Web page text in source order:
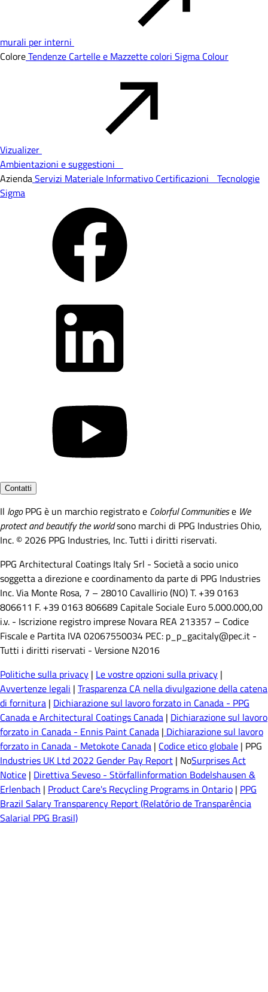
murali per interni
ColoreTendenze Cartelle e Mazzette colori Sigma Colour
Vizualizer
Ambientazioni e suggestioni
AziendaServizi Materiale Informativo Certificazioni Tecnologie
Sigma
Contatti
Il logoPPG è un marchio registrato e Colorful Communitiese We
protect and beautify the worldsono marchi di PPG Industries Ohio,
Inc. © 2026 PPG Industries, Inc. Tutti i diritti riservati.
PPG Architectural Coatings Italy Srl - Società a socio unico
soggetta a direzione e coordinamento da parte di PPG Industries
Inc. Via Monte Rosa, 7 – 28010 Cavallirio (NO) T. +39 0163
806611 F. +39 0163 806689 Capitale Sociale Euro 5.000.000,00
i.v. - Iscrizione registro imprese Novara REA 213357 – Codice
Fiscale e Partita IVA 02067550034 PEC: p_p_gacitaly@pec.it -
Tutti i diritti riservati - Versione N2016
Politiche sulla privacy | Le vostre opzioni sulla privacy |
Avvertenze legali | Trasparenza CA nella divulgazione della catena
di fornitura | Dichiarazione sul lavoro forzato in Canada - PPG
Canada e Architectural Coatings Canada | Dichiarazione sul lavoro
forzato in Canada - Ennis Paint Canada | Dichiarazione sul lavoro
forzato in Canada - Metokote Canada | Codice etico globale | PPG
Industries UK Ltd 2022 Gender Pay Report | NoSurprises Act
Notice | Direttiva Seveso - Störfallinformation Bodelshausen &
Erlenbach | Product Care's Recycling Programs in Ontario | PPG
Brazil Salary Transparency Report (Relatório de Transparência
Salarial PPG Brasil)